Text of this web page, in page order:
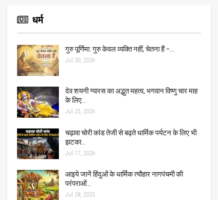
धर्म
गुरु पूर्णिमा: गुरु केवल व्यक्ति नहीं, चेतना हैं –…
Jul 30, 2026
देव शयनी ग्यारस का अद्भुत महत्व, भगवान विष्णु चार माह
के लिए…
Jul 25, 2026
चढ़ावा चोरी कांड तेजी से बढ़ते धार्मिक पर्यटन के लिए भी
झटका…
Jul 17, 2026
आइये जानें हिंदुओं के धार्मिक त्यौहार नागपंचमी की
परंपराओं…
Jul 28, 2025